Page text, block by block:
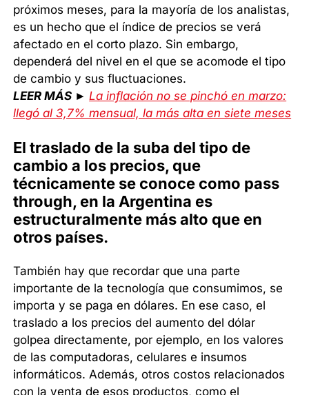
próximos meses, para la mayoría de los analistas,
es un hecho que el índice de precios se verá
afectado en el corto plazo. Sin embargo,
dependerá del nivel en el que se acomode el tipo
de cambio y sus fluctuaciones.
LEER MÁS ► La inflación no se pinchó en marzo:
llegó al 3,7% mensual, la más alta en siete meses
El traslado de la suba del tipo de
cambio a los precios, que
técnicamente se conoce como pass
through, en la Argentina es
estructuralmente más alto que en
otros países.
También hay que recordar que una parte
importante de la tecnología que consumimos, se
importa y se paga en dólares. En ese caso, el
traslado a los precios del aumento del dólar
golpea directamente, por ejemplo, en los valores
de las computadoras, celulares e insumos
informáticos. Además, otros costos relacionados
con la venta de esos productos, como el